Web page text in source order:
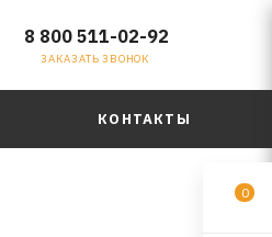
8 800 511-02-92
ЗАКАЗАТЬ ЗВОНОК
КОНТАКТЫ
0